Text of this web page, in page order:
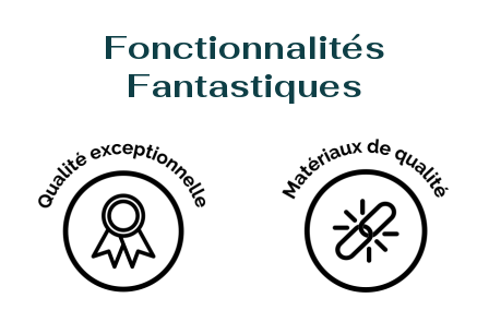
Fonctionnalités
Fantastiques